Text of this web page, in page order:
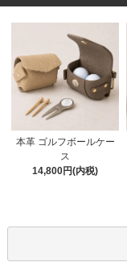
本革 ゴルフボールケー
ス
14,800円(内税)